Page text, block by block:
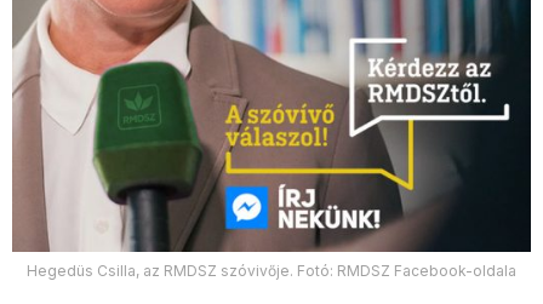
Hegedüs Csilla, az RMDSZ szóvivője. Fotó: RMDSZ Facebook-oldala